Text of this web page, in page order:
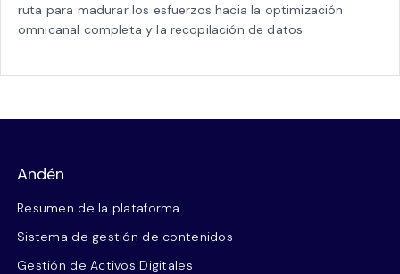
ruta para madurar los esfuerzos hacia la optimización
omnicanal completa y la recopilación de datos.
Andén
Resumen de la plataforma
Sistema de gestión de contenidos
Gestión de Activos Digitales